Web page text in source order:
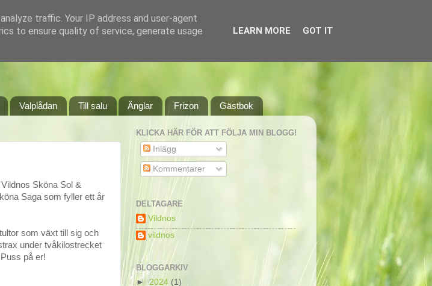
Valplådan Till salu Änglar Frizon Gästbok
Sköna Sol &
Saga som fyller ett år
som växt till sig och
under tvåkilostrecket
på er!
KLICKA HÄR FÖR ATT FÖLJA MIN BLOGG!
Inlägg
Kommentarer
DELTAGARE
Vildnos
vildnos
BLOGGARKIV
►2024 (1)
traffic. Your IP address and user-agent
to ensure quality of service, generate usage
LEARN MORE GOT IT